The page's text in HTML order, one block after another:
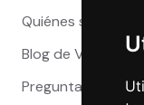
Quiénes somos
Blog de Viajeros
Preguntas